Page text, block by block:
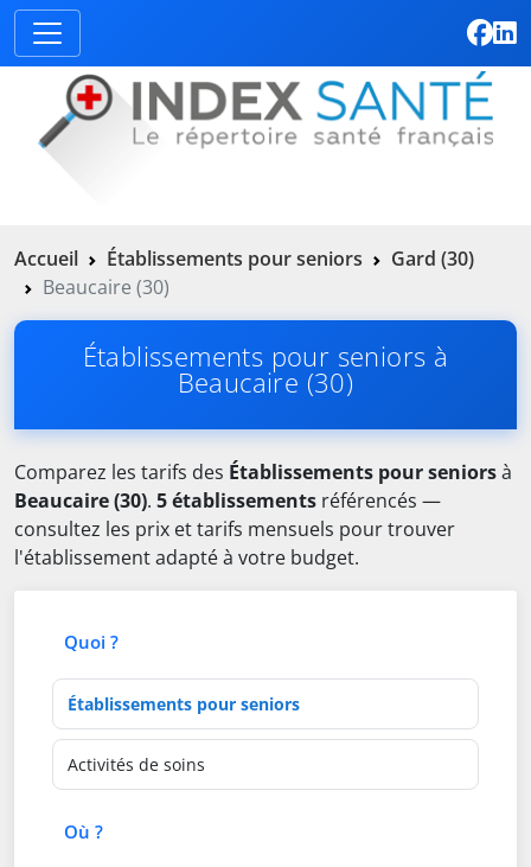
Accueil Établissements pour seniors
Gard (30)
Beaucaire (30)
Établissements pour seniors à
Beaucaire (30)
Comparez les tarifs des Établissements pour seniorsà
Beaucaire (30). 5 établissements référencés —
consultez les prix et tarifs mensuels pour trouver
l'établissement adapté à votre budget.
Quoi ?
Type d'établissement
Activités de soins
Où ?